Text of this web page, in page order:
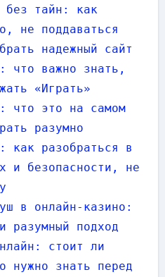
без тайн: как
не поддаваться
надежный сайт
что важно знать,
«Играть»
что это на самом
разумно
как разобраться в
и безопасности, не
в онлайн‑казино:
разумный подход
стоит ли
нужно знать перед